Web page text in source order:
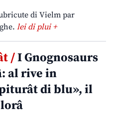
di Vielm par
lei di plui +
/I Gnognosaurs
al rive in
di blu», il